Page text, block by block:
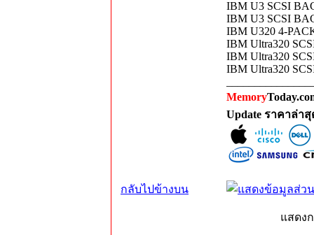
IBM U3 SCSI
IBM U3 SCSI
IBM U320 4-
IBM Ultra320
IBM Ultra320
IBM Ultra320
Memory
Update ราคาล่า
กลับไปข้างบน
แสดง